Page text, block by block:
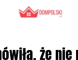
że nie